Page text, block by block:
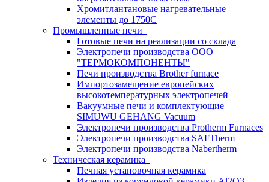
Хромитлантановые нагревательные
элементы до 1750С
Промышленные печи
Готовые печи на реализации со склада
Электропечи производства ООО
"ТЕРМОКОМПОНЕНТЫ"
Печи производства Brother furnace
Импортозамещение европейских
высокотемпературных электропечей
Вакуумные печи и комплектующие
SIMUWU GEHANG Vacuum
Электропечи производства Protherm Furnaces
Электропечи производства SAFTherm
Электропечи производства Nabertherm
Техническая керамика
Печная установочная керамика